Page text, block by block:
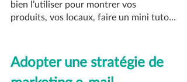
bien l’utiliser pour montrer vos
produits, vos locaux, faire un mini tuto…
Adopter une stratégie de